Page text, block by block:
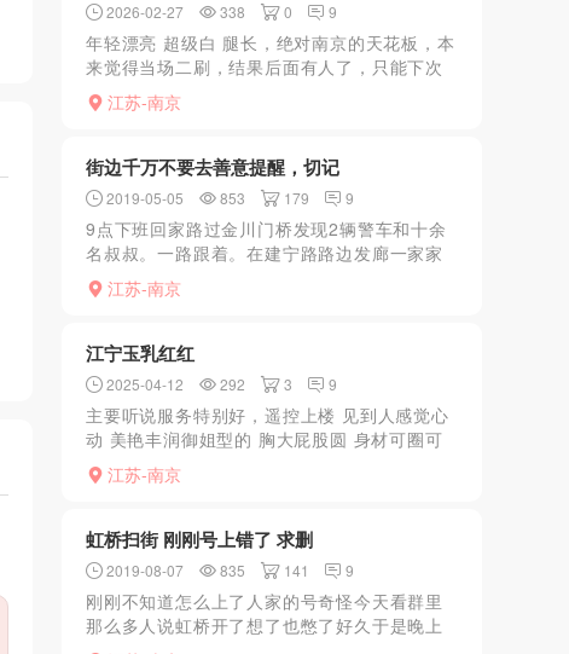
2026-02-27 338 0 9
年轻漂亮 超级白 腿长，绝对南京的天花板，本
来觉得当场二刷，结果后面有人了，只能下次
再去，服务态度非常好，腿长，皮肤白，绝对
值得一去
江苏-南京
街边千万不要去善意提醒，切记
2019-05-05 853 179 9
9点下班回家路过金川门桥发现2辆警车和十余
名叔叔。一路跟着。在建宁路路边发廊一家家
看。怕怕，兄弟们冷静啊
江苏-南京
江宁玉乳红红
2025-04-12 292 3 9
主要听说服务特别好，遥控上楼 见到人感觉心
动 美艳丰润御姐型的 胸大屁股圆 身材可圈可
点 胸有C很欲 很热情 是我喜欢的类型 洗过澡
跟据你自己喜好选制服 丝袜高跟 开始服务 先
江苏-南京
虹桥扫街 刚刚号上错了 求删
2019-08-07 835 141 9
刚刚不知道怎么上了人家的号奇怪今天看群里
那么多人说虹桥开了想了也憋了好久于是晚上
9-10点的样子就去看看了一开始大门全部紧锁